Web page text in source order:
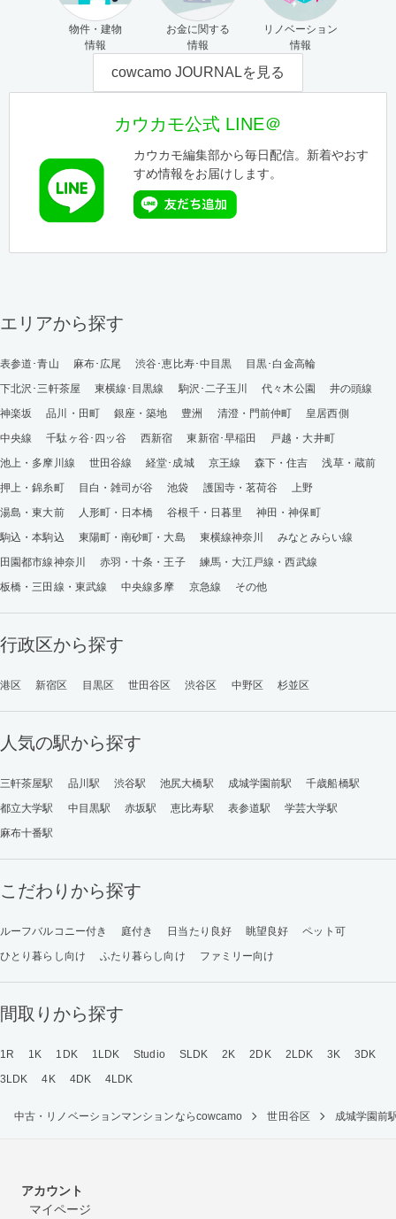
物件・建物
情報
お金に関する
情報
リノベーション
情報
cowcamo JOURNALを見る
カウカモ公式 LINE＠
カウカモ編集部から毎日配信。新着やおす
すめ情報をお届けします。
エリアから探す
表参道･青山 麻布･広尾 渋谷･恵比寿･中目黒
目黒･白金高輪
下北沢･三軒茶屋
東横線･目黒線 駒沢･二子玉川 代々木公園
井の頭線
神楽坂
品川・田町 銀座・築地 豊洲 清澄・門前仲町
皇居西側
中央線
千駄ヶ谷･四ッ谷 西新宿 東新宿･早稲田
戸越・大井町
池上・多摩川線
世田谷線 経堂･成城 京王線 森下・住吉
浅草・蔵前
押上・錦糸町
目白・雑司が谷 池袋 護国寺・茗荷谷
上野
湯島・東大前
人形町・日本橋 谷根千・日暮里
神田・神保町
駒込・本駒込
東陽町・南砂町・大島 東横線神奈川
みなとみらい線
田園都市線神奈川
赤羽・十条・王子
練馬・大江戸線・西武線
板橋・三田線・東武線
中央線多摩 京急線 その他
行政区から探す
港区 新宿区 目黒区 世田谷区 渋谷区 中野区 杉並区
人気の駅から探す
三軒茶屋駅 品川駅 渋谷駅 池尻大橋駅 成城学園前駅
千歳船橋駅
都立大学駅
中目黒駅 赤坂駅 恵比寿駅 表参道駅
学芸大学駅
麻布十番駅
こだわりから探す
ルーフバルコニー付き 庭付き 日当たり良好 眺望良好
ペット可
ひとり暮らし向け
ふたり暮らし向け ファミリー向け
間取りから探す
1R 1K 1DK 1LDK Studio SLDK 2K 2DK 2LDK 3K
3DK
3LDK
4K 4DK 4LDK
中古・リノベーションマンションならcowcamo 世田谷区 成城学園前
アカウント
マイページ